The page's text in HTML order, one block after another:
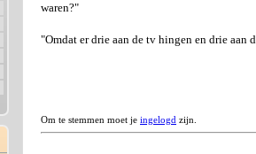
waren?"
"Omdat er drie aan de tv hingen en drie aan
Om te stemmen moet je ingelogd zijn.